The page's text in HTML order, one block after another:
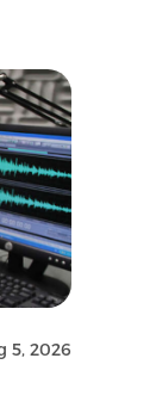
5, 2026